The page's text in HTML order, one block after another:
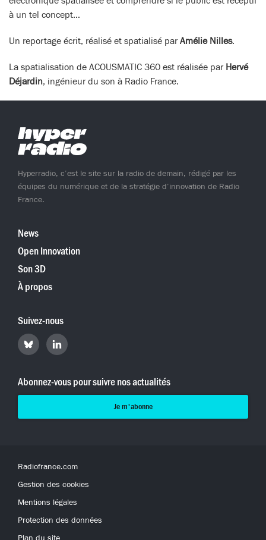
à un tel concept…
Un reportage écrit, réalisé et spatialisé parAmélie Nilles.
La spatialisation de ACOUSMATIC 360 est réalisée par Hervé
Déjardin, ingénieur du son à Radio France.
Hyperradio, c’est le site sur la radio de demain, rédigé par les
équipes du numérique et de la stratégie d’innovation de Radio
France.
News
Open Innovation
Son 3D
À propos
Suivez-nous
Retrouvez
Hyperradio
Bluesky
Retrouvez
Hyperradio
LinkedIn
Abonnez-vous pour suivre nos actualités
Je m'abonne
Radiofrance.com
Gestion des cookies
Mentions légales
Protection des données
Plan du site